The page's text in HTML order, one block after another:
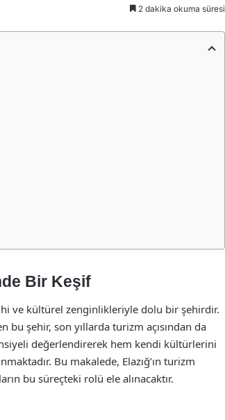
2 dakika okuma süresi
Bir Keşif
ve kültürel zenginlikleriyle dolu bir şehirdir.
şehir, son yıllarda turizm açısından da
değerlendirerek hem kendi kültürlerini
Bu makalede, Elazığ’ın turizm
bu süreçteki rolü ele alınacaktır.